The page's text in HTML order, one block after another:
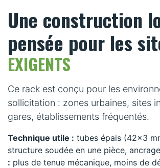
Une construction
pensée pour les
EXIGENTS
Ce rack est conçu pour les
sollicitation : zones urbaines, sites
gares, établissements fréquentés.
Technique utile : tubes épais (42x3
structure soudée en une pièce,
: plus de tenue mécanique, moins de